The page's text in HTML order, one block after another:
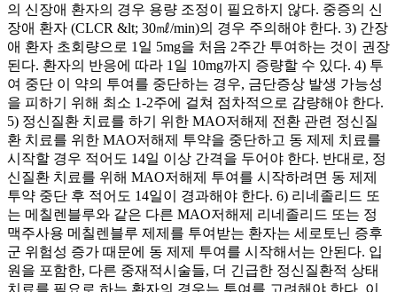
의 신장애 환자의 경우 용량 조정이 필요하지 않다. 중증의 신
장애 환자 (CLCR &lt; 30㎖/min)의 경우 주의해야 한다. 3) 간장
애 환자 초회량으로 1일 5mg을 처음 2주간 투여하는 것이 권장
된다. 환자의 반응에 따라 1일 10mg까지 증량할 수 있다. 4) 투
여 중단 이 약의 투여를 중단하는 경우, 금단증상 발생 가능성
을 피하기 위해 최소 1-2주에 걸쳐 점차적으로 감량해야 한다.
5) 정신질환 치료를 하기 위한 MAO저해제 전환 관련 정신질
환 치료를 위한 MAO저해제 투약을 중단하고 동 제제 치료를
시작할 경우 적어도 14일 이상 간격을 두어야 한다. 반대로, 정
신질환 치료를 위해 MAO저해제 투여를 시작하려면 동 제제
투약 중단 후 적어도 14일이 경과해야 한다. 6) 리네졸리드 또
는 메칠렌블루와 같은 다른 MAO저해제 리네졸리드 또는 정
맥주사용 메칠렌블루 제제를 투여받는 환자는 세로토닌 증후
군 위험성 증가 때문에 동 제제 투여를 시작해서는 안된다. 입
원을 포함한, 다른 중재적시술들, 더 긴급한 정신질환적 상태